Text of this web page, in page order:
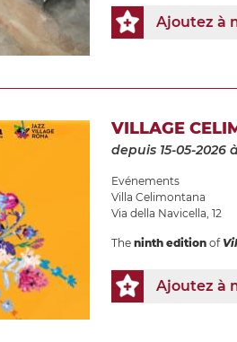
Ajoutez à
VILLAGE
depuis 15-05-2026
Evénements
Villa Celimontana
Via della Navicella, 12
The ninth edition of
Ajoutez à